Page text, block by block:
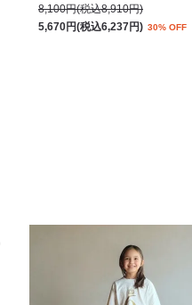
8,100円(税込8,910円)
5,670円(税込6,237円) 30% OFF